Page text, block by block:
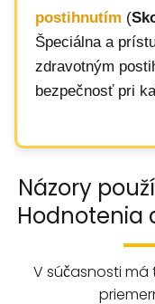
postihnutím (
Špeciálna a
zdravotným
bezpečnosť pri
Názory
Hodnotenia
V súčasnosti